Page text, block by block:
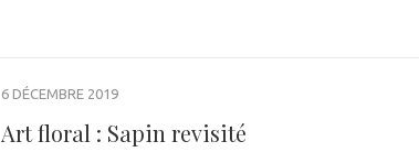
6 DÉCEMBRE 2019
Art floral : Sapin revisité